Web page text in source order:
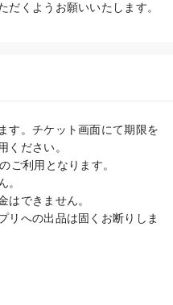
だくようお願いいたします。
す。チケット画面にて期限を
ください。
ご利用となります。
。
はできません。
リへの出品は固くお断りしま